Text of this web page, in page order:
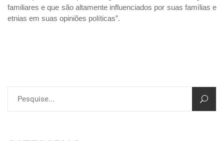
familiares e que são altamente influenciados por suas famílias e
etnias em suas opiniões políticas”.